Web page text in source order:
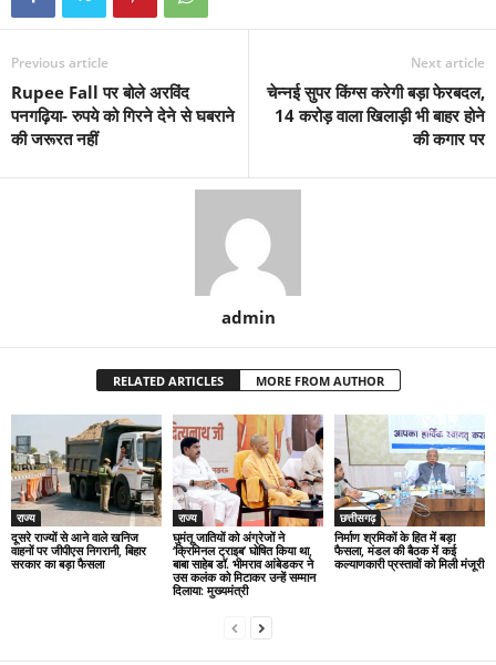
Previous article
Rupee Fall पर बोले अरविंद
पनगढ़िया- रुपये को गिरने देने से घबराने
की जरूरत नहीं
Next article
चेन्नई सुपर किंग्स करेगी बड़ा फेरबदल,
14 करोड़ वाला खिलाड़ी भी बाहर होने
की कगार पर
admin
RELATED ARTICLES MORE FROM AUTHOR
राज्य
दूसरे राज्यों से आने वाले खनिज
वाहनों पर जीपीएस निगरानी, बिहार
सरकार का बड़ा फैसला
राज्य
घुमंतू जातियों को अंग्रेजों ने
‘क्रिमिनल ट्राइब’ घोषित किया था,
बाबा साहेब डॉ. भीमराव आंबेडकर ने
उस कलंक को मिटाकर उन्हें सम्मान
दिलाया: मुख्यमंत्री
छत्तीसगढ़
निर्माण श्रमिकों के हित में बड़ा
फैसला, मंडल की बैठक में कई
कल्याणकारी प्रस्तावों को मिली मंजूरी